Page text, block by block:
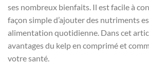
ses nombreux bienfaits. Il est facile à
façon simple d’ajouter des nutriments
alimentation quotidienne. Dans cet
avantages du kelp en comprimé et
votre santé.